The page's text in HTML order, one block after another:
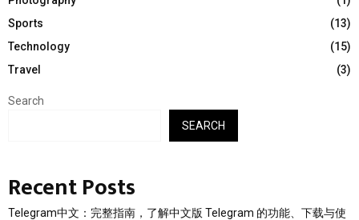
Sports
(13)
Technology
(15)
Travel
(3)
Search
SEARCH
Recent Posts
Telegram中文：完整指南，了解中文版 Telegram 的功能、下载与使